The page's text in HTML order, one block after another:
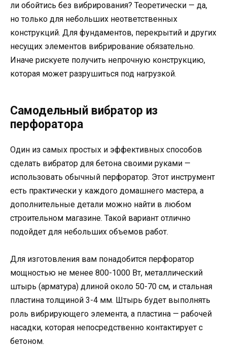
ли обойтись без вибрирования? Теоретически — да,
но только для небольших неответственных
конструкций. Для фундаментов, перекрытий и других
несущих элементов вибрирование обязательно.
Иначе рискуете получить непрочную конструкцию,
которая может разрушиться под нагрузкой.
Самодельный вибратор из
перфоратора
Один из самых простых и эффективных способов
сделать вибратор для бетона своими руками —
использовать обычный перфоратор. Этот инструмент
есть практически у каждого домашнего мастера, а
дополнительные детали можно найти в любом
строительном магазине. Такой вариант отлично
подойдет для небольших объемов работ.
Для изготовления вам понадобится перфоратор
мощностью не менее 800-1000 Вт, металлический
штырь (арматура) длиной около 50-70 см, и стальная
пластина толщиной 3-4 мм. Штырь будет выполнять
роль вибрирующего элемента, а пластина — рабочей
насадки, которая непосредственно контактирует с
бетоном.